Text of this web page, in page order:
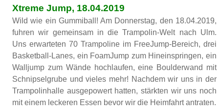
Xtreme Jump, 18.04.2019
Wild wie ein Gummiball! Am Donnerstag, den 18.04.2019,
fuhren wir gemeinsam in die Trampolin-Welt nach Ulm.
Uns erwarteten 70 Trampoline im FreeJump-Bereich, drei
Basketball-Lanes, ein FoamJump zum Hineinspringen, ein
Walljump zum Wände hochlaufen, eine Boulderwand mit
Schnipselgrube und vieles mehr! Nachdem wir uns in der
Trampolinhalle ausgepowert hatten, stärkten wir uns noch
mit einem leckeren Essen bevor wir die Heimfahrt antraten.